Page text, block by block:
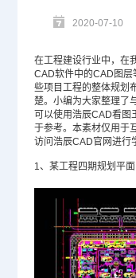
2020-07-10
在工程建设行业中，在
CAD软件中的CAD图层
些项目工程的整体规划
楚。小编为大家整理了
可以使用浩辰CAD看图
于参考。本素材仅用于
访问浩辰CAD官网进行
1、某工程四期规划平面